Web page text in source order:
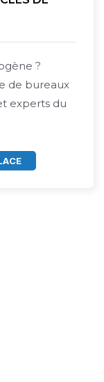
?
de bureaux
experts du